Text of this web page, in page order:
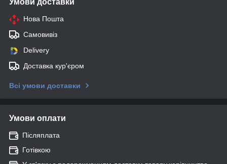
Нова Пошта
Самовивіз
Delivery
Доставка кур'єром
Всі умови доставки
Умови оплати
Післяплата
Готівкою